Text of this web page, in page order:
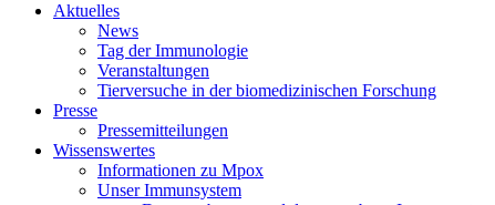
Aktuelles
News
Tag der Immunologie
Veranstaltungen
Tierversuche in der biomedizinischen Forschung
Presse
Pressemitteilungen
Wissenswertes
Informationen zu Mpox
Unser Immunsystem